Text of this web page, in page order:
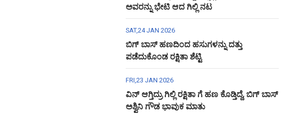
ಅವರನ್ನು ಭೇಟಿ ಆದ ಗಿಲ್ಲಿ ನಟ
SAT,24 JAN 2026
ಬಿಗ್ ಬಾಸ್ ಹಣದಿಂದ ಹಸುಗಳನ್ನು ದತ್ತು
ಪಡೆದುಕೊಂಡ ರಕ್ಷಿತಾ ಶೆಟ್ಟಿ
FRI,23 JAN 2026
ವಿನ್ ಆಗ್ತಿದ್ರು ಗಿಲ್ಲಿ ರಕ್ಷಿತಾ ಗೆ ಹಣ ಕೊಡ್ತಿದ್ದೆ, ಬಿಗ್ ಬಾಸ್
ಅಶ್ವಿನಿ ಗೌಡ ಭಾವುಕ ಮಾತು